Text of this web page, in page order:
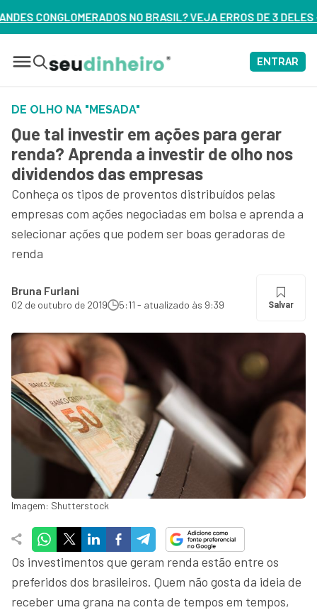
NO BRASIL? VEJA ERROS DE 3 DELES – ASSISTA
ENTRAR
DE OLHO NA "MESADA"
Que tal investir em ações para gerar
renda? Aprenda a investir de olho nos
dividendos das empresas
Conheça os tipos de proventos distribuídos pelas
empresas com ações negociadas em bolsa e aprenda a
selecionar ações que podem ser boas geradoras de
renda
Bruna Furlani
02 de outubro de 2019 5:11 - atualizado às 9:39 Salvar
Imagem: Shutterstock
Os investimentos que geram renda estão entre os
preferidos dos brasileiros. Quem não gosta da ideia de
receber uma grana na conta de tempos em tempos,